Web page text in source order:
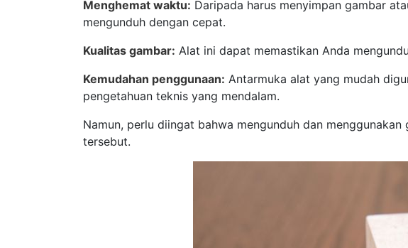
Menghemat waktu: Daripada harus menyimpan gambar
mengunduh dengan cepat.
Kualitas gambar: Alat ini dapat memastikan Anda
Kemudahan penggunaan: Antarmuka alat yang mudah
pengetahuan teknis yang mendalam.
Namun, perlu diingat bahwa mengunduh dan
tersebut.